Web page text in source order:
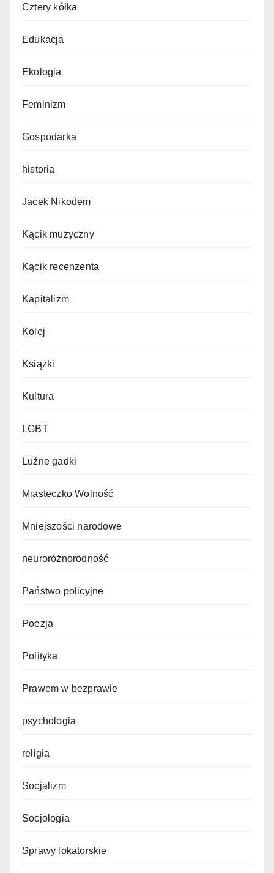
Cztery kółka
Edukacja
Ekologia
Feminizm
Gospodarka
historia
Jacek Nikodem
Kącik muzyczny
Kącik recenzenta
Kapitalizm
Kolej
Książki
Kultura
LGBT
Luźne gadki
Miasteczko Wolność
Mniejszości narodowe
neuroróżnorodność
Państwo policyjne
Poezja
Polityka
Prawem w bezprawie
psychologia
religia
Socjalizm
Socjologia
Sprawy lokatorskie